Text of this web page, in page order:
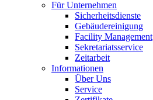
Für Unternehmen
Sicherheitsdienste
Gebäudereinigung
Facility Management
Sekretariatsservice
Zeitarbeit
Informationen
Über Uns
Service